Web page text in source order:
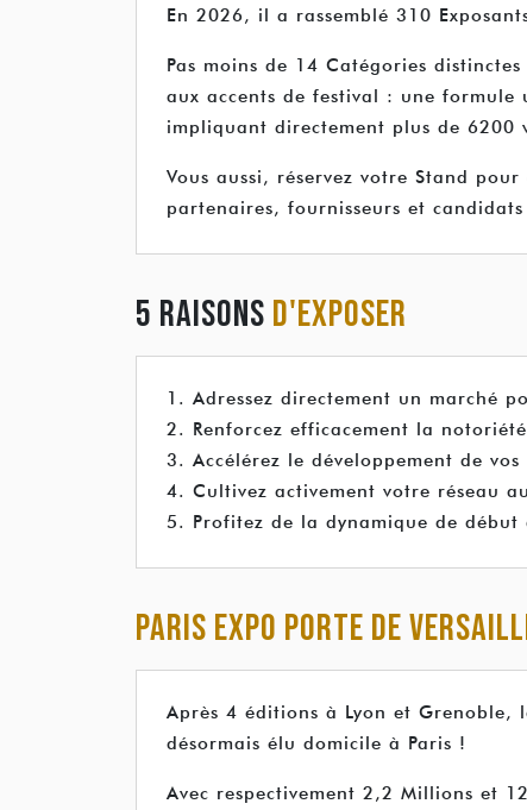
En 2026, il a rassemblé 310
Pas moins de 14 Catégories
aux accents de festival : une
impliquant directement plus de 6200
Vous aussi, réservez votre Stand
partenaires, fournisseurs et candidats
5 RAISONS D'EXPOSER
1. Adressez directement un marché
2. Renforcez efficacement la
3. Accélérez le développement de
4. Cultivez activement votre réseau
5. Profitez de la dynamique de début
PARIS EXPO PORTE DE
Après 4 éditions à Lyon et Grenoble,
désormais élu domicile à Paris !
Avec respectivement 2,2 Millions et